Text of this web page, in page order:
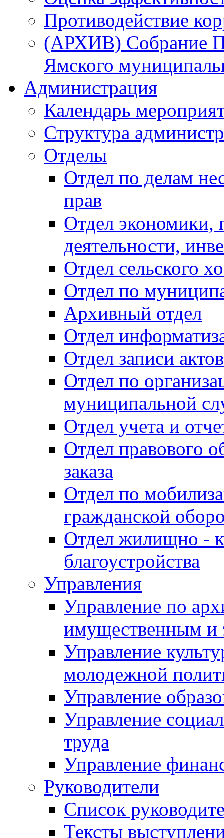
Противодействие
(АРХИВ) Собрание
Ямского
Администрация
Календарь
Структура
Отделы
Отдел по делам
прав
Отдел экономики,
деятельности,
Отдел сельского
Отдел по
Архивный отдел
Отдел
Отдел записи
Отдел по
муниципальной
Отдел учета и
Отдел правового
заказа
Отдел по
гражданской
Отдел жилищно -
благоустройства
Управления
Управление по
имущественным и
Управление
молодежной
Управление
Управление
труда
Управление
Руководители
Список
Тексты